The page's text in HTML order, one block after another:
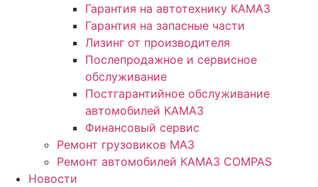
Гарантия на автотехнику КАМАЗ
Гарантия на запасные части
Лизинг от производителя
Послепродажное и сервисное
обслуживание
Постгарантийное обслуживание
автомобилей КАМАЗ
Финансовый сервис
Ремонт грузовиков МАЗ
Ремонт автомобилей КАМАЗ COMPAS
Новости